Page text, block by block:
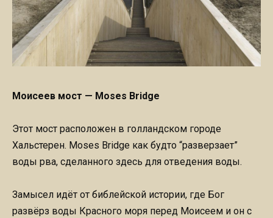
Моисеев мост — Moses Bridge
Этот мост расположен в голландском городе
Хальстерен. Moses Bridge как будто “разверзает”
воды рва, сделанного здесь для отведения воды.
Замысел идёт от библейской истории, где Бог
развёрз воды Красного моря перед Моисеем и он с